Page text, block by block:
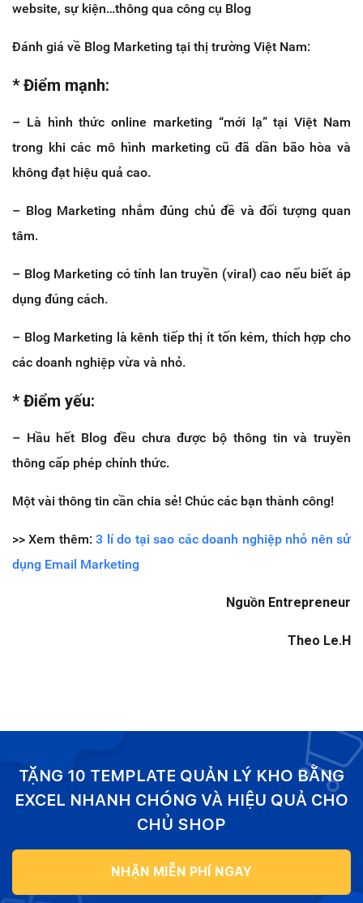
website, sự kiện…thông qua công cụ Blog
Đánh giá về Blog Marketing tại thị trường Việt Nam:
* Điểm mạnh:
– Là hình thức online marketing “mới lạ” tại Việt Nam
trong khi các mô hình marketing cũ đã dần bão hòa và
không đạt hiệu quả cao.
– Blog Marketing nhắm đúng chủ đề và đối tượng quan
tâm.
– Blog Marketing có tính lan truyền (viral) cao nếu biết áp
dụng đúng cách.
– Blog Marketing là kênh tiếp thị ít tốn kém, thích hợp cho
các doanh nghiệp vừa và nhỏ.
* Điểm yếu:
– Hầu hết Blog đều chưa được bộ thông tin và truyền
thông cấp phép chính thức.
Một vài thông tin cần chia sẻ! Chúc các bạn thành công!
>> Xem thêm:3 lí do tại sao các doanh nghiệp nhỏ nên sử
dụng Email Marketing
Nguồn Entrepreneur
Theo Le.H
TẶNG 10 TEMPLATE QUẢN LÝ KHO BẰNG
EXCEL NHANH CHÓNG VÀ HIỆU QUẢ CHO
CHỦ SHOP
NHẬN MIỄN PHÍ NGAY